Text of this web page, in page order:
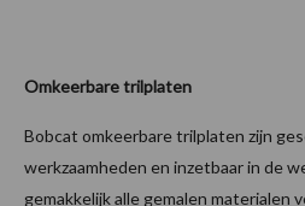
Omkeerbare trilplaten
Bobcat omkeerbare trilplaten zijn
werkzaamheden en inzetbaar in de
gemakkelijk alle gemalen materialen